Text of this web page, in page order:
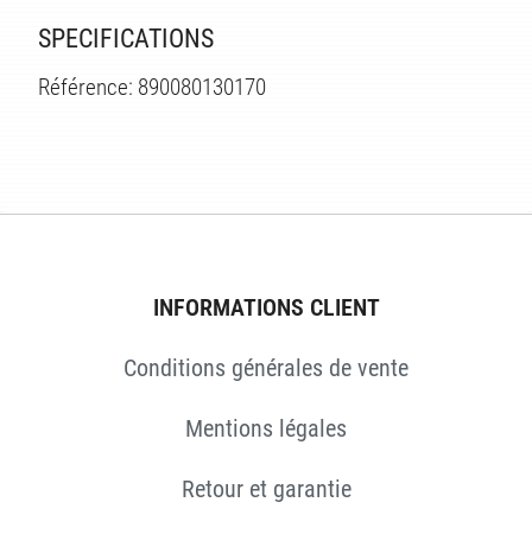
SPECIFICATIONS
Référence: 890080130170
INFORMATIONS CLIENT
Conditions générales de vente
Mentions légales
Retour et garantie